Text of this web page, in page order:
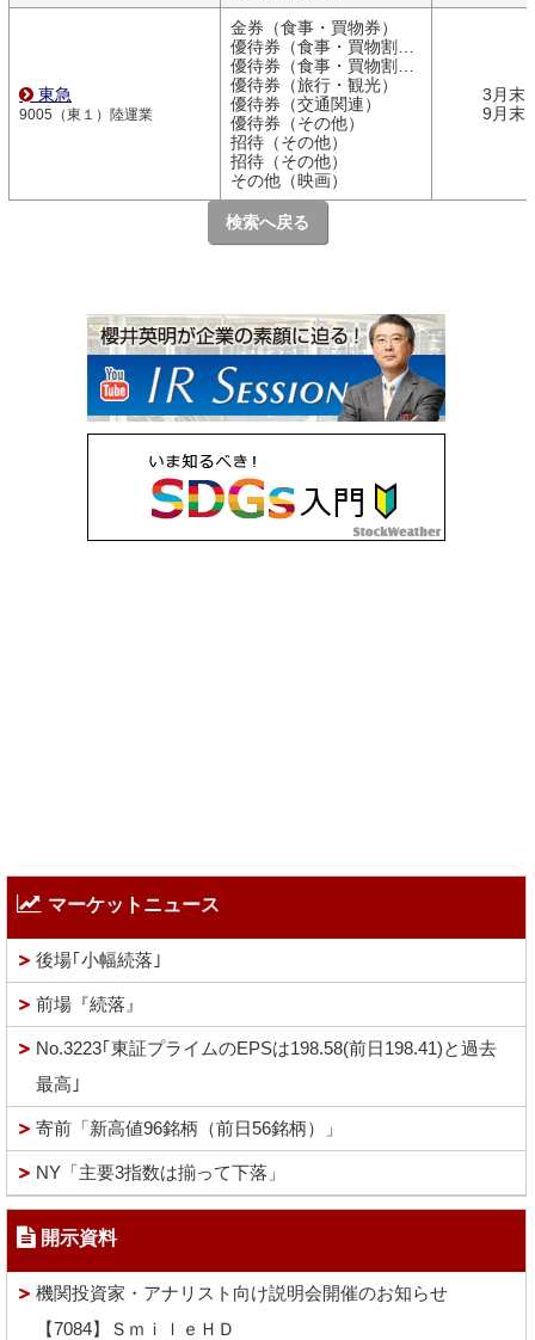
東急
9005（東１）陸運業
金券（食事・買物券）
優待券（食事・買物割引券）
優待券（食事・買物割引券）
優待券（旅行・観光）
優待券（交通関連）
優待券（その他）
招待（その他）
招待（その他）
その他（映画）
3月末
9月末
検索へ戻る
マーケットニュース
後場｢小幅続落｣
前場『続落』
No.3223｢東証プライムのEPSは198.58(前日198.41)と過去
最高｣
寄前「新高値96銘柄（前日56銘柄）」
NY「主要3指数は揃って下落」
開示資料
機関投資家・アナリスト向け説明会開催のお知らせ
【7084】ＳｍｉｌｅＨＤ